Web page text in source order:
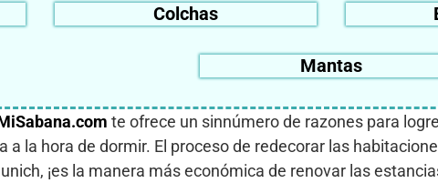
Colchas
Mantas
te ofrece un sinnúmero de razones para
la hora de dormir. El proceso de redecorar las
¡es la manera más económica de renovar las